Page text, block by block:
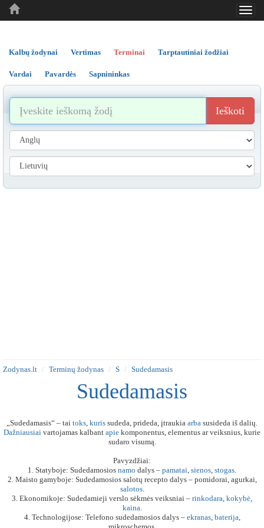
..
..
Kalbų žodynai Vertimas Terminai Tarptautiniai žodžiai
Vardai Pavardės Sapnininkas
Ieškoti
Zodynas.lt Terminų žodynas S Sudedamasis
Sudedamasis
„Sudedamasis“ – tai toks, kuris sudeda, prideda, įtraukia arba susideda iš dalių.
Dažniausiai vartojamas kalbant apie komponentus, elementus ar veiksnius, kurie
sudaro visumą.
Pavyzdžiai:
1. Statyboje: Sudedamosios namo dalys – pamatai, sienos, stogas.
2. Maisto gamyboje: Sudedamosios salotų recepto dalys – pomidorai, agurkai,
salotos.
3. Ekonomikoje: Sudedamieji verslo sėkmės veiksniai – rinkodara, kokybė,
kaina.
4. Technologijose: Telefono sudedamosios dalys – ekranas, baterija,